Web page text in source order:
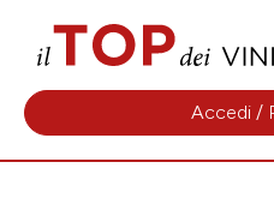
Accedi /